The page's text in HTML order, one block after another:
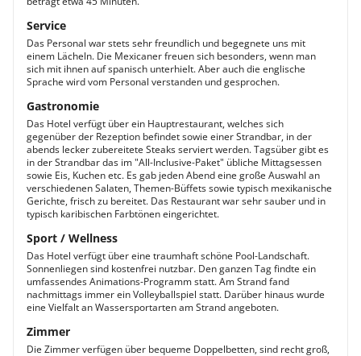
Service
Das Personal war stets sehr freundlich und begegnete uns mit
einem Lächeln. Die Mexicaner freuen sich besonders, wenn man
sich mit ihnen auf spanisch unterhielt. Aber auch die englische
Sprache wird vom Personal verstanden und gesprochen.
Gastronomie
Das Hotel verfügt über ein Hauptrestaurant, welches sich
gegenüber der Rezeption befindet sowie einer Strandbar, in der
abends lecker zubereitete Steaks serviert werden. Tagsüber gibt es
in der Strandbar das im "All-Inclusive-Paket" übliche Mittagsessen
sowie Eis, Kuchen etc. Es gab jeden Abend eine große Auswahl an
verschiedenen Salaten, Themen-Büffets sowie typisch mexikanische
Gerichte, frisch zu bereitet. Das Restaurant war sehr sauber und in
typisch karibischen Farbtönen eingerichtet.
Sport / Wellness
Das Hotel verfügt über eine traumhaft schöne Pool-Landschaft.
Sonnenliegen sind kostenfrei nutzbar. Den ganzen Tag findte ein
umfassendes Animations-Programm statt. Am Strand fand
nachmittags immer ein Volleyballspiel statt. Darüber hinaus wurde
eine Vielfalt an Wassersportarten am Strand angeboten.
Zimmer
Die Zimmer verfügen über bequeme Doppelbetten, sind recht groß,